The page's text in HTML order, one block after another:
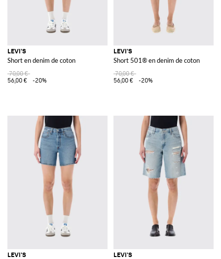
LEVI'S
Short en denim de coton
70,00 €
56,00 €
-20%
LEVI'S
Short 501® en denim de coton
70,00 €
56,00 €
-20%
LEVI'S LEVI'S